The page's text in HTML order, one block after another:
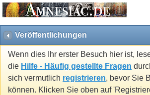
Veröffentlichungen
Wenn dies Ihr erster Besuch hier ist,
die Hilfe - Häufig gestellte Fragen
sich vermutlich registrieren, bevor Sie
können. Klicken Sie oben auf